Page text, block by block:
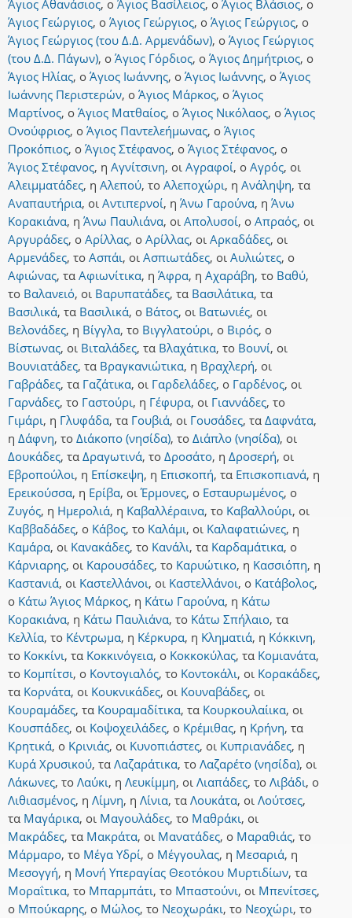
Άγιος Αθανάσιος, ο Άγιος Βασίλειος, ο Άγιος Βλάσιος, ο
Άγιος Γεώργιος, ο Άγιος Γεώργιος, ο Άγιος Γεώργιος, ο
Άγιος Γεώργιος (του Δ.Δ. Αρμενάδων), ο Άγιος Γεώργιος
(του Δ.Δ. Πάγων), ο Άγιος Γόρδιος, ο Άγιος Δημήτριος, ο
Άγιος Ηλίας, ο Άγιος Ιωάννης, ο Άγιος Ιωάννης, ο Άγιος
Ιωάννης Περιστερών, ο Άγιος Μάρκος, ο Άγιος
Μαρτίνος, ο Άγιος Ματθαίος, ο Άγιος Νικόλαος, ο Άγιος
Ονούφριος, ο Άγιος Παντελεήμωνας, ο Άγιος
Προκόπιος, ο Άγιος Στέφανος, ο Άγιος Στέφανος, ο
Άγιος Στέφανος, η Αγνίτσινη, οι Αγραφοί, ο Αγρός, οι
Αλειμματάδες, η Αλεπού, το Αλεποχώρι, η Ανάληψη, τα
Αναπαυτήρια, οι Αντιπερνοί, η Άνω Γαρούνα, η Άνω
Κορακιάνα, η Άνω Παυλιάνα, οι Απολυσοί, ο Απραός, οι
Αργυράδες, ο Αρίλλας, ο Αρίλλας, οι Αρκαδάδες, οι
Αρμενάδες, το Ασπάι, οι Ασπιωτάδες, οι Αυλιώτες, ο
Αφιώνας, τα Αφιωνίτικα, η Άφρα, η Αχαράβη, το Βαθύ,
το Βαλανειό, οι Βαρυπατάδες, τα Βασιλάτικα, τα
Βασιλικά, τα Βασιλικά, ο Βάτος, οι Βατωνιές, οι
Βελονάδες, η Βίγγλα, το Βιγγλατούρι, ο Βιρός, ο
Βίστωνας, οι Βιταλάδες, τα Βλαχάτικα, το Βουνί, οι
Βουνιατάδες, τα Βραγκανιώτικα, η Βραχλερή, οι
Γαβράδες, τα Γαζάτικα, οι Γαρδελάδες, ο Γαρδένος, οι
Γαρνάδες, το Γαστούρι, η Γέφυρα, οι Γιαννάδες, το
Γιμάρι, η Γλυφάδα, τα Γουβιά, οι Γουσάδες, τα Δαφνάτα,
η Δάφνη, το Διάκοπο (νησίδα), το Διάπλο (νησίδα), οι
Δουκάδες, τα Δραγωτινά, το Δροσάτο, η Δροσερή, οι
Εβροπούλοι, η Επίσκεψη, η Επισκοπή, τα Επισκοπιανά, η
Ερεικούσσα, η Ερίβα, οι Έρμονες, ο Εσταυρωμένος, ο
Ζυγός, η Ημερολιά, η Καβαλλέραινα, το Καβαλλούρι, οι
Καββαδάδες, ο Κάβος, το Καλάμι, οι Καλαφατιώνες, η
Καμάρα, οι Κανακάδες, το Κανάλι, τα Καρδαμάτικα, ο
Κάρνιαρης, οι Καρουσάδες, το Καρυώτικο, η Κασσιόπη, η
Καστανιά, οι Καστελλάνοι, οι Καστελλάνοι, ο Κατάβολος,
ο Κάτω Άγιος Μάρκος, η Κάτω Γαρούνα, η Κάτω
Κορακιάνα, η Κάτω Παυλιάνα, το Κάτω Σπήλαιο, τα
Κελλία, το Κέντρωμα, η Κέρκυρα, η Κληματιά, η Κόκκινη,
το Κοκκίνι, τα Κοκκινόγεια, ο Κοκκοκύλας, τα Κομιανάτα,
το Κομπίτσι, ο Κοντογιαλός, το Κοντοκάλι, οι Κορακάδες,
τα Κορνάτα, οι Κουκνικάδες, οι Κουναβάδες, οι
Κουραμάδες, τα Κουραμαδίτικα, τα Κουρκουλαίικα, οι
Κουσπάδες, οι Κοψοχειλάδες, ο Κρέμιθας, η Κρήνη, τα
Κρητικά, ο Κρινιάς, οι Κυνοπιάστες, οι Κυπριανάδες, η
Κυρά Χρυσικού, τα Λαζαράτικα, το Λαζαρέτο (νησίδα), οι
Λάκωνες, το Λαύκι, η Λευκίμμη, οι Λιαπάδες, το Λιβάδι, ο
Λιθιασμένος, η Λίμνη, η Λίνια, τα Λουκάτα, οι Λούτσες,
τα Μαγάρικα, οι Μαγουλάδες, το Μαθράκι, οι
Μακράδες, τα Μακράτα, οι Μανατάδες, ο Μαραθιάς, το
Μάρμαρο, το Μέγα Υδρί, ο Μέγγουλας, η Μεσαριά, η
Μεσογγή, η Μονή Υπεραγίας Θεοτόκου Μυρτιδίων, τα
Μοραΐτικα, το Μπαρμπάτι, το Μπαστούνι, οι Μπενίτσες,
ο Μπούκαρης, ο Μώλος, το Νεοχωράκι, το Νεοχώρι, το